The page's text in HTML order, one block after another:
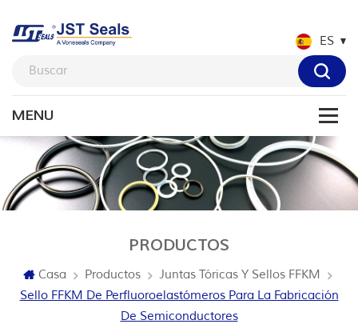
ES
PRODUCTOS
Casa Productos
Juntas Tóricas Y Sellos FFKM
Sello FFKM De Perfluoroelastómeros Para La Fabricación
De Semiconductores